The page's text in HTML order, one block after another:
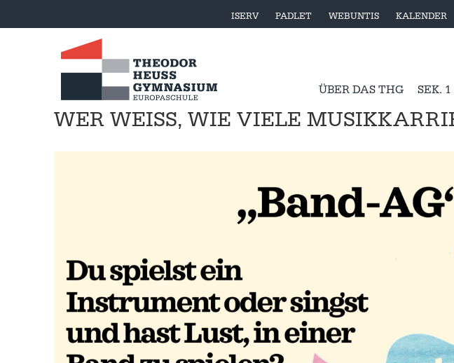
ISERV PADLET WEBUNTIS KALENDER
ÜBER DAS THG SEK. 1
WER WEISS, WIE VIELE